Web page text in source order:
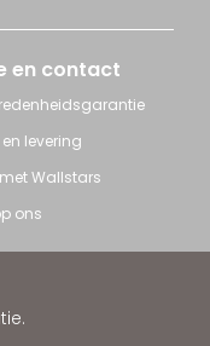
en contact
levering
Wallstars
ons